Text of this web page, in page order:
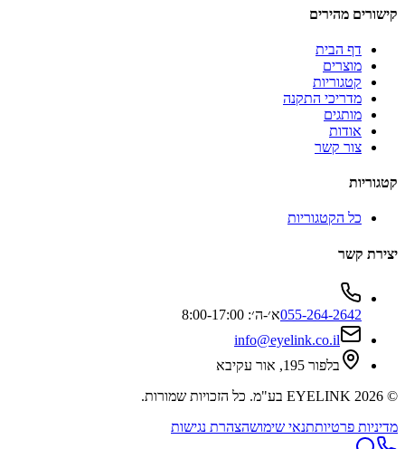
קישורים מהירים
דף הבית
מוצרים
קטגוריות
מדריכי התקנה
מותגים
אודות
צור קשר
קטגוריות
כל הקטגוריות
יצירת קשר
055-264-2642א׳-ה׳: 8:00-17:00
info@eyelink.co.il
בלפור 195, אור עקיבא
©
2026 EYELINK בע"מ
. כל הזכויות שמורות.
מדיניות פרטיותתנאי שימושהצהרת נגישות